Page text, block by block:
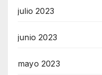
julio 2023
junio 2023
mayo 2023